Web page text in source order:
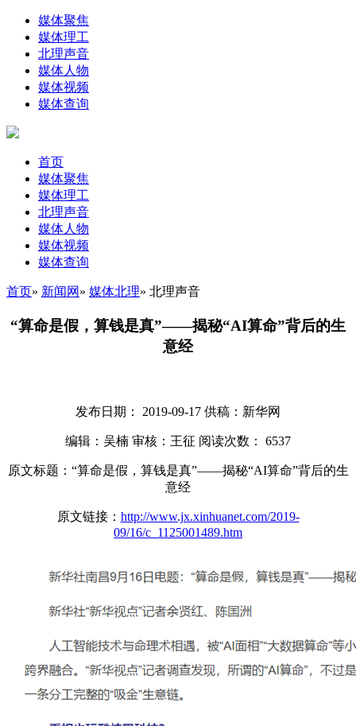
媒体聚焦
媒体理工
北理声音
媒体人物
媒体视频
媒体查询
首页
媒体聚焦
媒体理工
北理声音
媒体人物
媒体视频
媒体查询
首页» 新闻网 » 媒体北理» 北理声音
“算命是假，算钱是真”——揭秘“AI算命”背后的生
意经
发布日期： 2019-09-17 供稿：新华网
编辑：吴楠 审核：王征 阅读次数： 6537
原文标题：“算命是假，算钱是真”——揭秘“AI算命”背后的生
意经
原文链接： http://www.jx.xinhuanet.com/2019-
09/16/c_1125001489.htm